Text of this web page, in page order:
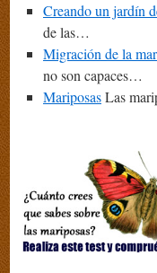
Creando un jardín
de las…
Migración de la
no son capaces…
MariposasLas